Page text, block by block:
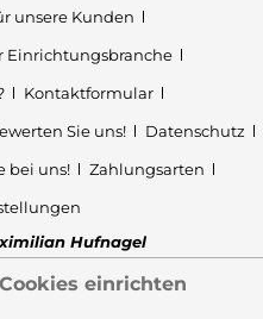
unsere Kunden
Einrichtungsbranche
Kontaktformular
Sie uns!
Datenschutz
bei uns!
Zahlungsarten
Hufnagel
einrichten